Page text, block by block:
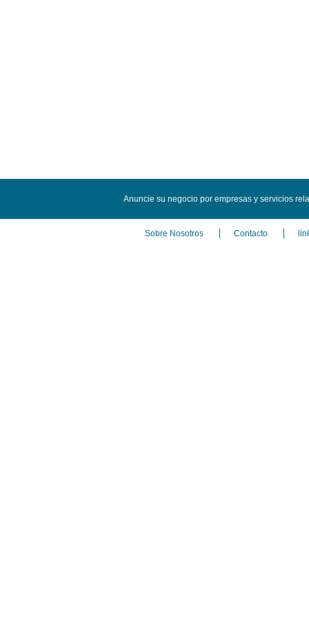
Anuncie su negocio por empresas y servicios
Sobre Nosotros Contacto